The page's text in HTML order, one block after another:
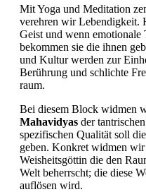
Mit Yoga und Meditation
verehren wir Lebendigkeit.
Geist und wenn emotionale
bekommen sie die ihnen
und Kultur werden zur
Berührung und schlichte
raum.
Bei diesem Block widmen
Mahavidyas der
spezifischen Qualität soll
geben. Konkret widmen wir
Weisheitsgöttin die den
Welt beherrscht; die diese
auflösen wird.